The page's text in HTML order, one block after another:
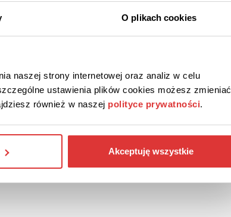
O plikach cookies
naszej strony internetowej oraz analiz w celu
ustawienia plików cookies możesz zmieniać
również w naszej polityce prywatności.
Akceptuję wszystkie